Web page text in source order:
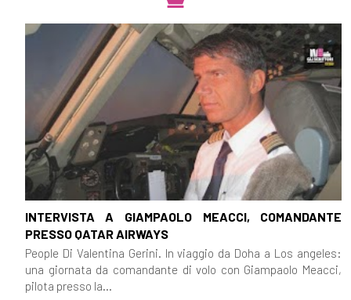
INTERVISTA A GIAMPAOLO MEACCI, COMANDANTE
PRESSO QATAR AIRWAYS
People Di Valentina Gerini. In viaggio da Doha a Los angeles:
una giornata da comandante di volo con Giampaolo Meacci,
pilota presso la...